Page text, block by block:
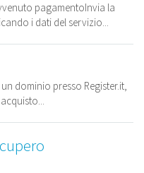
pagamentoInvia la
i dati del servizio...
dominio presso Register.it,